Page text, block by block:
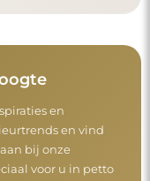
en
en vind
bij onze
voor u in petto